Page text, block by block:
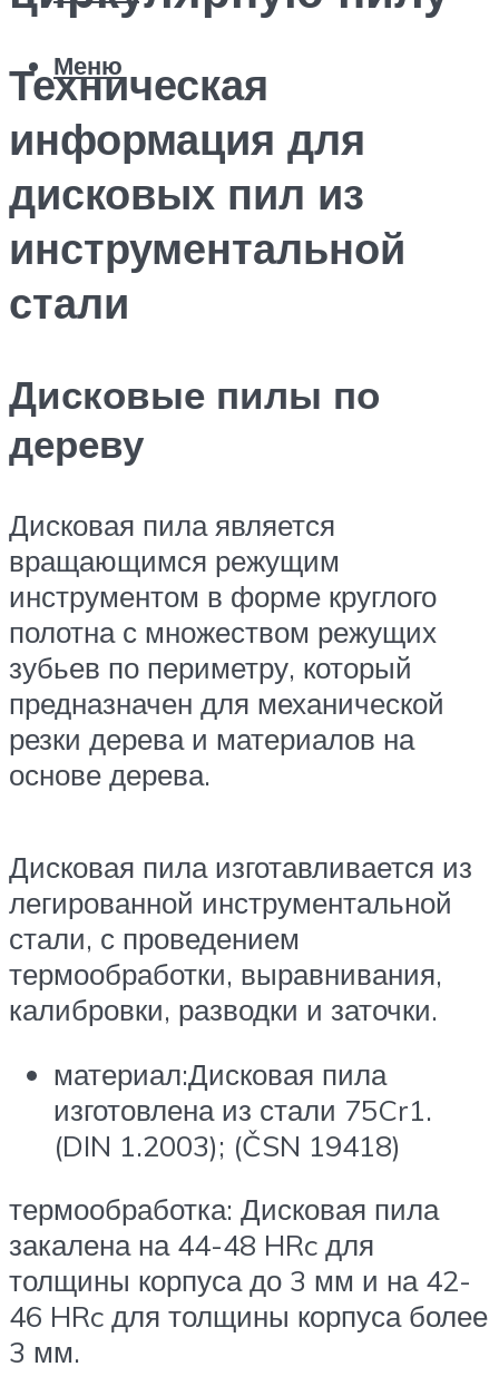
Меню
Техническая
информация для
дисковых пил из
инструментальной
стали
Дисковые пилы по
дереву
Дисковая пила является
вращающимся режущим
инструментом в форме круглого
полотна с множеством режущих
зубьев по периметру, который
предназначен для механической
резки дерева и материалов на
основе дерева.
Дисковая пила изготавливается из
легированной инструментальной
стали, с проведением
термообработки, выравнивания,
калибровки, разводки и заточки.
материал:Дисковая пила
изготовлена из стали 75Cr1.
(DIN 1.2003); (ČSN 19418)
термообработка: Дисковая пила
закалена на 44-48 HRc для
толщины корпуса до 3 мм и на 42-
46 HRc для толщины корпуса более
3 мм.